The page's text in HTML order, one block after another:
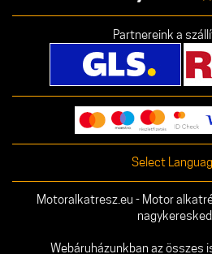
Partnereink a
Select
Motoralkatresz.eu - Motor
Webáruházunkban az összes